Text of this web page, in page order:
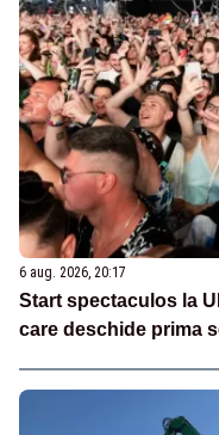
6 aug. 2026, 20:17
Start spectaculos la
care deschide prima